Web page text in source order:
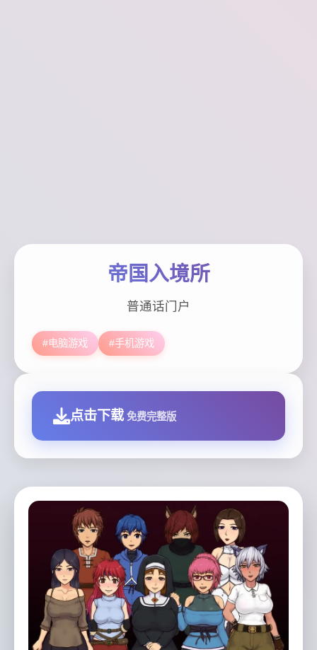
帝国入境所
普通话门户
#电脑游戏 #手机游戏
点击下载 免费完整版